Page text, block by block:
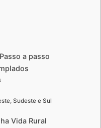
a passo
Sudeste e Sul
Vida Rural